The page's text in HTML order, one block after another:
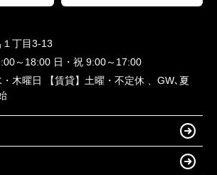
丁目3-13
～18:00 日・祝 9:00～17:00
・木曜日 【賃貸】土曜・不定休 、GW､夏